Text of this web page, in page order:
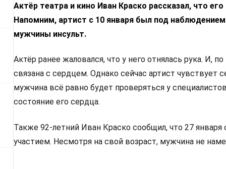
Актёр театра и кино Иван Краско рассказал, что
Напомним, артист с 10 января был под
мужчины инсульт.
Актёр ранее жаловался, что у него отнялась рука. И,
связана с сердцем. Однако сейчас артист чувствует
мужчина всё равно будет проверяться у
состояние его сердца.
Также 92-летний Иван Краско сообщил, что 27 января
участием. Несмотря на свой возраст, мужчина не